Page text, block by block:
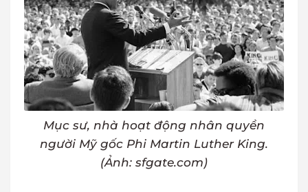
Mục sư, nhà hoạt động nhân quyền
người Mỹ gốc Phi Martin Luther King.
(Ảnh: sfgate.com)